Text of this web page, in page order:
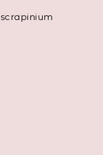
scrapinium